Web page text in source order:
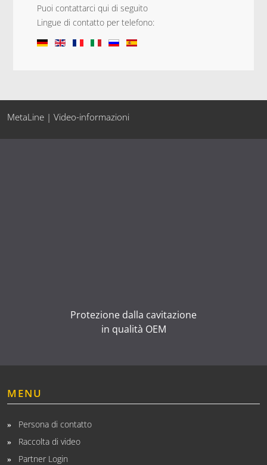
Puoi contattarci qui di seguito
Lingue di contatto per telefono:
MetaLine | Video-informazioni
Protezione dalla cavitazione
in qualità OEM
MENU
Persona di contatto
Raccolta di video
Partner Login